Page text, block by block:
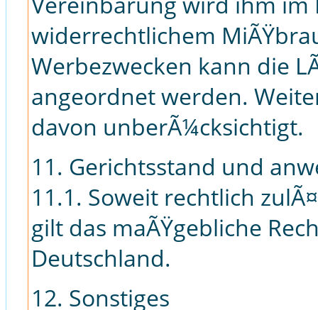
widerrechtlichem
Werbezwecken kann die
angeordnet werden.
davon unberÃ¼cksichtigt.
11. Gerichtsstand und
11.1. Soweit rechtlich
gilt das maÃŸgebliche
Deutschland.
12. Sonstiges